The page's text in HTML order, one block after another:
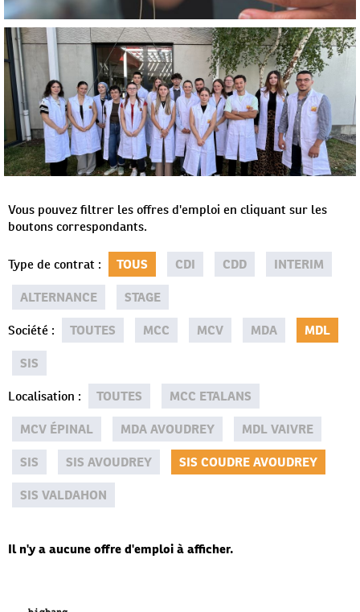
Vous pouvez filtrer les offres d'emploi en cliquant sur les
boutons correspondants.
Type de contrat : TOUS CDI CDD
INTERIM
ALTERNANCE
STAGE
Société : TOUTES MCC MCV MDA
MDL
SIS
Localisation : TOUTES
MCC ETALANS
MCV ÉPINAL
MDA AVOUDREY
MDL VAIVRE
SIS
SIS AVOUDREY
SIS COUDRE AVOUDREY
SIS VALDAHON
Il n'y a aucune offre d'emploi à afficher.